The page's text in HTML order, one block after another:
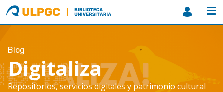
ULPGC
Biblioteca
ULPGC
Blog
Digitaliza
Repositorios, servicios digitales y patrimonio cultural